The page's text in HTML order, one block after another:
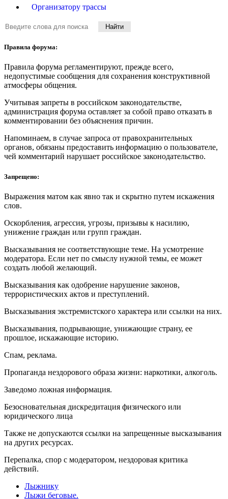
Организатору трассы
Найти
Правила форума:
Правила форума регламентируют, прежде всего,
недопустимые сообщения для сохранения конструктивной
атмосферы общения.
Учитывая запреты в российском законодательстве,
администрация форума оставляет за собой право отказать в
комментировании без объяснения причин.
Напоминаем, в случае запроса от правохранительных
органов, обязаны предоставить информацию о пользователе,
чей комментарий нарушает российское законодательство.
Запрещено:
Выражения матом как явно так и скрытно путем искажения
слов.
Оскорбления, агрессия, угрозы, призывы к насилию,
унижение граждан или групп граждан.
Высказывания не соответствующие теме. На усмотрение
модератора. Если нет по смыслу нужной темы, ее может
создать любой желающий.
Высказывания как одобрение нарушение законов,
террористических актов и преступлений.
Высказывания экстремистского характера или ссылки на них.
Высказывания, подрывающие, унижающие страну, ее
прошлое, искажающие историю.
Спам, реклама.
Пропаганда нездорового образа жизни: наркотики, алкоголь.
Заведомо ложная инфоpмация.
Безосновательная дискредитация физического или
юридического лица
Также не допускаются ссылки на запрещенные высказывания
на других ресурсах.
Перепалка, спор с модератором, нездоровая критика
действий.
Лыжнику
Лыжи беговые.